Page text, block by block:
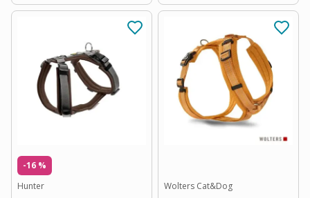
-16 %
Hunter
Wolters Cat&Dog